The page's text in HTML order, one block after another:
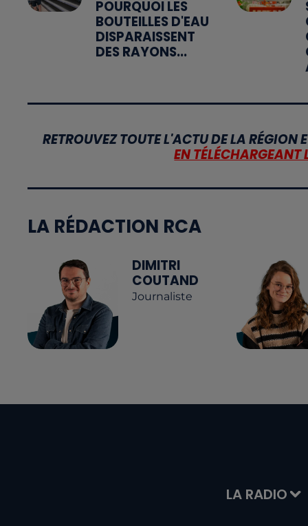
POURQUOI LES
BOUTEILLES D'EAU
DISPARAISSENT
DES RAYONS...
RETROUVEZ TOUTE L'ACTU DE LA RÉGION
EN
LA RÉDACTION RCA
DIMITRI
COUTAND
Journaliste
LA RADIO